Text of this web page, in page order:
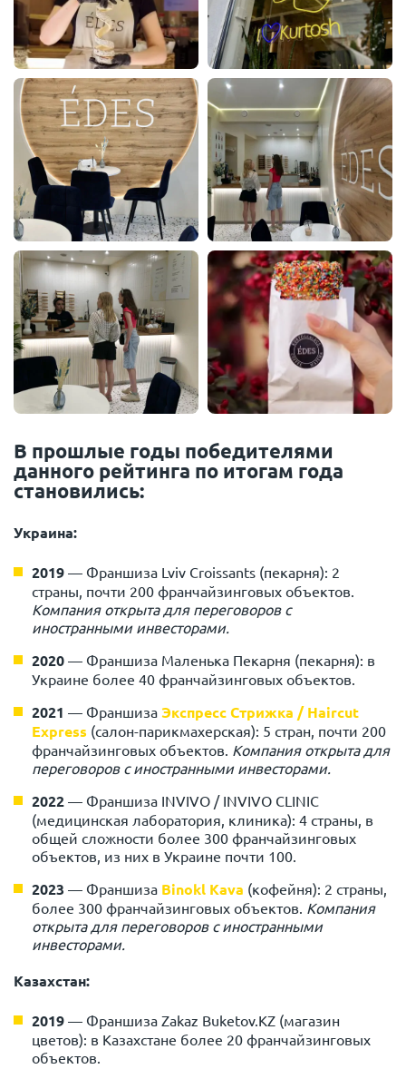
В прошлые годы победителями
данного рейтинга по итогам года
становились:
Украина:
2019 — Франшиза Lviv Croissants (пекарня): 2
страны, почти 200 франчайзинговых объектов.
Компания открыта для переговоров с
иностранными инвесторами.
2020 — Франшиза Маленька Пекарня (пекарня): в
Украине более 40 франчайзинговых объектов.
2021 — Франшиза Экспресс Стрижка / Haircut
Express (салон-парикмахерская): 5 стран, почти 200
франчайзинговых объектов. Компания открыта для
переговоров с иностранными инвесторами.
2022 — Франшиза INVIVO / INVIVO CLINIC
(медицинская лаборатория, клиника): 4 страны, в
общей сложности более 300 франчайзинговых
объектов, из них в Украине почти 100.
2023 — Франшиза Binokl Kava (кофейня): 2 страны,
более 300 франчайзинговых объектов. Компания
открыта для переговоров с иностранными
инвесторами.
Казахстан:
2019 — Франшиза Zakaz Buketov.KZ (магазин
цветов): в Казахстане более 20 франчайзинговых
объектов.